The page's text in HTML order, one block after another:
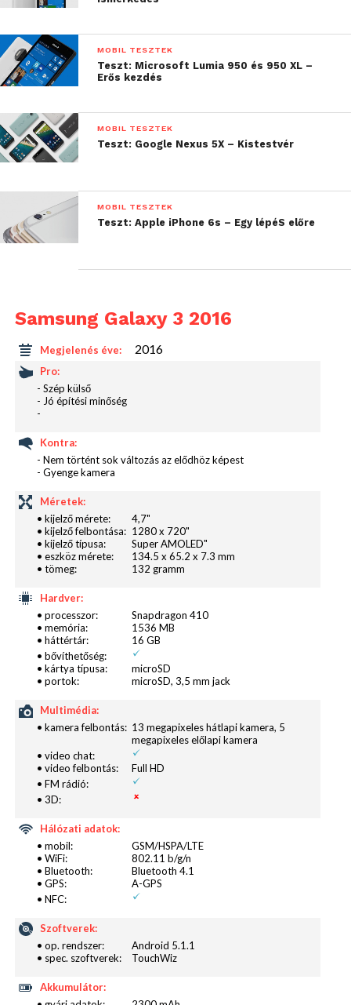
Azért szerencsére az új A3-ason már az újabb
Android rendszer és vele együtt a legújabb
TouchWiz található, ez igazából az ikonok
lekerekítésén kívül nem sok mást jelent. A felülről
előhúzható menüben az 5.1.1-es Androidig kellett
várni a zseblámpa funkcióhoz , az üzenetekre már az
értesítéseknél válaszolhatunk gyorsan, igazából
kényelmi funkciókról beszélhetünk leginkább,
mintsem érdemikről.
Szoftveresen ezen kívül nem történt sok változás, a
Samsungra jellemző módon a gyári, Google
alkalmazások mellett néhány extra szoftverrel is
találkozunk, így a repertoár részét képezi a teljes
Outlook, Excel, Word és PowerPoint is), a rendszer
stabilitását felügyelő Intelligens Kezelő és
alkalmazásokat bármikor letölthetünk a Play
MOBIL TESZTEK
Teszt: Microsoft Lumia 950 és 950 XL –
Erős kezdés
MOBIL TESZTEK
Teszt: Google Nexus 5X – Kistestvér
MOBIL TESZTEK
Teszt: Apple iPhone 6s – Egy lépéS előre
Samsung Galaxy 3 2016
Megjelenés éve: 2016
Pro:
- Szép külső
- Jó építési minőség
-
Kontra:
- Nem történt sok változás az elődhöz képest
- Gyenge kamera
Méretek:
• kijelző mérete:
4,7"
• kijelző felbontása: 1280 x 720"
• kijelző típusa:
Super AMOLED"
• eszköz mérete:
134.5 x 65.2 x 7.3 mm
• tömeg:
132 gramm
Hardver:
• processzor:
Snapdragon 410
• memória:
1536 MB
• háttértár:
16 GB
• bővíthetőség:
• kártya típusa:
microSD
• portok:
microSD, 3,5 mm jack
Multimédia:
• kamera felbontás: 13 megapixeles hátlapi kamera, 5
megapixeles előlapi kamera
• video chat:
• video felbontás:
Full HD
• FM rádió:
• 3D:
Hálózati adatok:
• mobil:
GSM/HSPA/LTE
• WiFi:
802.11 b/g/n
• Bluetooth:
Bluetooth 4.1
• GPS:
A-GPS
• NFC:
Szoftverek:
• op. rendszer:
Android 5.1.1
• spec. szoftverek:
TouchWiz
Akkumulátor: